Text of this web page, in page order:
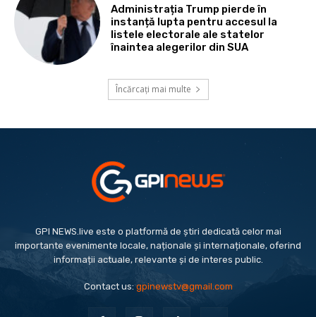
Administrația Trump pierde în
instanță lupta pentru accesul la
listele electorale ale statelor
înaintea alegerilor din SUA
Încărcați mai multe
GPI NEWS.live este o platformă de știri dedicată celor mai
importante evenimente locale, naționale și internaționale, oferind
informații actuale, relevante și de interes public.
Contact us:gpinewstv@gmail.com